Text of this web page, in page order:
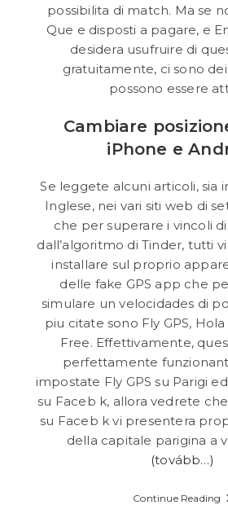
possibilita di match. Ma se
Que e disposti a pagare, e
desidera usufruire di
gratuitamente, ci sono
possono essere
Cambiare
iPhone e
Se leggete alcuni articoli, sia
Inglese, nei vari siti web di
che per superare i vincoli
dall’algoritmo di Tinder, tutti
installare sul proprio
delle fake GPS app che
simulare un velocidades di
piu citate sono Fly GPS, Hola
Free. Effettivamente,
perfettamente
impostate Fly GPS su Parigi
su Faceb k, allora vedrete
su Faceb k vi presentera
della capitale parigina a
(tovább…)
Continue Reading